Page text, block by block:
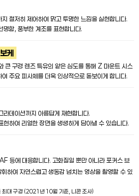
철저히 제어하여 맑고 투명한 느낌을 실현합니다.
명함, 풍부한 계조를 표현합니다.
케
큰 구경 렌즈 특유의 얕은 심도를 통해 Z 마운트 시스
주요 피사체를 더욱 인상적으로 돋보이게 합니다.
라데이션까지 아름답게 재현합니다.
현하여 리얼한 장면을 생생하게 담아낼 수 있습니다.
등에 대응합니다. 고화질일 뿐만 아니라 포커스 브
하여 자연스럽고 생동감 넘치는 영상을 촬영할 수 있
대 구경 (2021년 10월 기준, 니콘 조사)